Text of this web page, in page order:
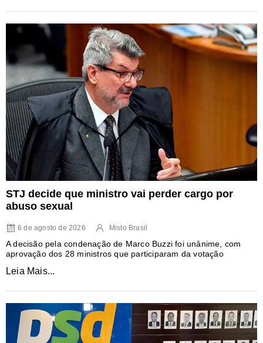
STJ decide que ministro vai perder cargo por
abuso sexual
6 de agosto de 2026 Misto Brasil
A decisão pela condenação de Marco Buzzi foi unânime, com
aprovação dos 28 ministros que participaram da votação
Leia Mais...